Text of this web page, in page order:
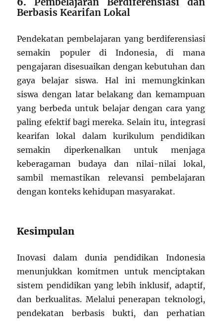
Berbasis Kearifan Lokal
Pendekatan pembelajaran yang berdiferensiasi
semakin populer di Indonesia, di mana
pengajaran disesuaikan dengan kebutuhan dan
gaya belajar siswa. Hal ini memungkinkan
siswa dengan latar belakang dan kemampuan
yang berbeda untuk belajar dengan cara yang
paling efektif bagi mereka. Selain itu, integrasi
kearifan lokal dalam kurikulum pendidikan
semakin diperkenalkan untuk menjaga
keberagaman budaya dan nilai-nilai lokal,
sambil memastikan relevansi pembelajaran
dengan konteks kehidupan masyarakat.
Kesimpulan
Inovasi dalam dunia pendidikan Indonesia
menunjukkan komitmen untuk menciptakan
sistem pendidikan yang lebih inklusif, adaptif,
dan berkualitas. Melalui penerapan teknologi,
pendekatan berbasis bukti, dan perhatian